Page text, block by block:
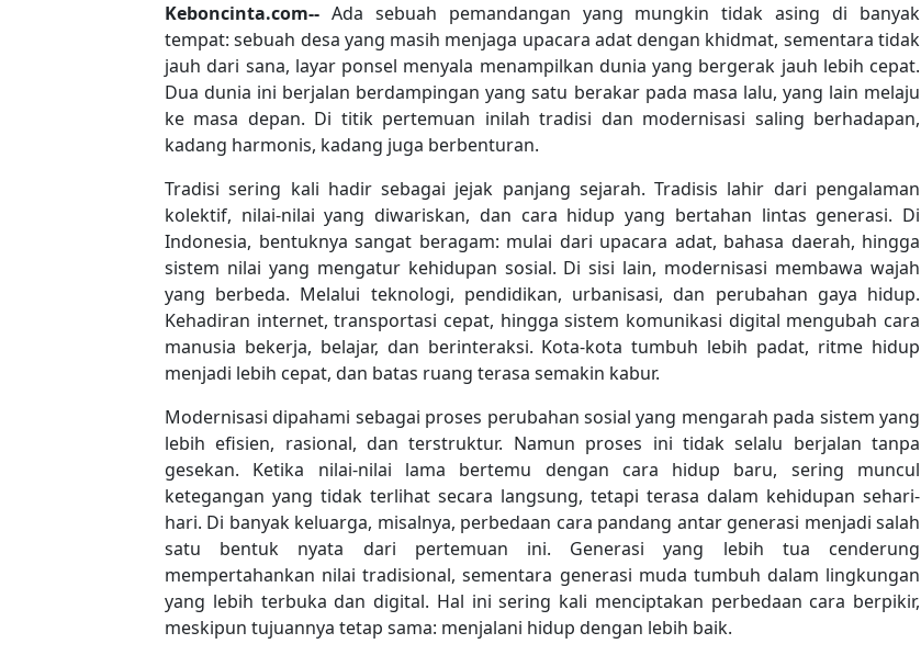
Keboncinta.com-- Ada sebuah pemandangan yang mungkin tidak asing di banyak
tempat: sebuah desa yang masih menjaga upacara adat dengan khidmat, sementara tidak
jauh dari sana, layar ponsel menyala menampilkan dunia yang bergerak jauh lebih cepat.
Dua dunia ini berjalan berdampingan yang satu berakar pada masa lalu, yang lain melaju
ke masa depan. Di titik pertemuan inilah tradisi dan modernisasi saling berhadapan,
kadang harmonis, kadang juga berbenturan.
Tradisi sering kali hadir sebagai jejak panjang sejarah. Tradisis lahir dari pengalaman
kolektif, nilai-nilai yang diwariskan, dan cara hidup yang bertahan lintas generasi. Di
Indonesia, bentuknya sangat beragam: mulai dari upacara adat, bahasa daerah, hingga
sistem nilai yang mengatur kehidupan sosial. Di sisi lain, modernisasi membawa wajah
yang berbeda. Melalui teknologi, pendidikan, urbanisasi, dan perubahan gaya hidup.
Kehadiran internet, transportasi cepat, hingga sistem komunikasi digital mengubah cara
manusia bekerja, belajar, dan berinteraksi. Kota-kota tumbuh lebih padat, ritme hidup
menjadi lebih cepat, dan batas ruang terasa semakin kabur.
Modernisasi dipahami sebagai proses perubahan sosial yang mengarah pada sistem yang
lebih efisien, rasional, dan terstruktur. Namun proses ini tidak selalu berjalan tanpa
gesekan. Ketika nilai-nilai lama bertemu dengan cara hidup baru, sering muncul
ketegangan yang tidak terlihat secara langsung, tetapi terasa dalam kehidupan sehari-
hari. Di banyak keluarga, misalnya, perbedaan cara pandang antar generasi menjadi salah
satu bentuk nyata dari pertemuan ini. Generasi yang lebih tua cenderung
mempertahankan nilai tradisional, sementara generasi muda tumbuh dalam lingkungan
yang lebih terbuka dan digital. Hal ini sering kali menciptakan perbedaan cara berpikir,
meskipun tujuannya tetap sama: menjalani hidup dengan lebih baik.